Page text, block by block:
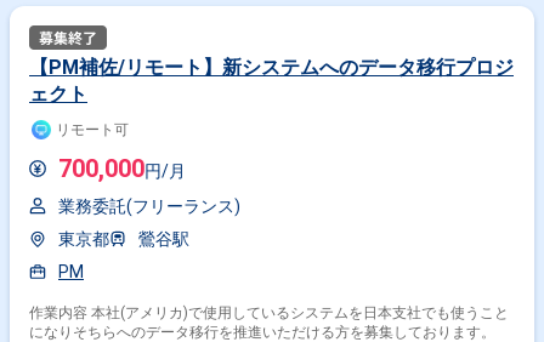
【PM補佐/リモート】新システムへのデータ移行プロジ
ェクト
リモート可
700,000円/月
業務委託(フリーランス)
東京都
鶯谷駅
PM
作業内容 本社(アメリカ)で使用しているシステムを日本支社でも使うこと
になりそちらへのデータ移行を推進いただける方を募集しております。